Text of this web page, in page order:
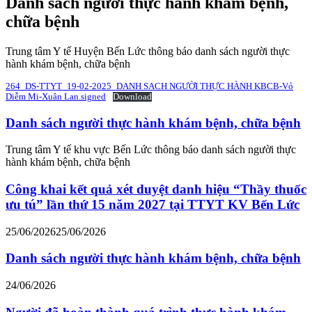
chữa bệnh
Trung tâm Y tế Huyện Bến Lức thông báo danh sách người thực
hành khám bệnh, chữa bệnh
264_DS-TTYT_19-02-2025_DANH SACH NGƯỜI THỰC HÀNH KBCB-Vỏ
Diễm Mi-Xuân Lan.signed
Download
Danh sách người thực hành khám bệnh, chữa bệnh
Trung tâm Y tế khu vực Bến Lức thông báo danh sách người thực
hành khám bệnh, chữa bệnh
Công khai kết quả xét duyệt danh hiệu “Thầy thuốc
ưu tú” lần thứ 15 năm 2027 tại TTYT KV Bến Lức
25/06/202625/06/2026
Danh sách người thực hành khám bệnh, chữa bệnh
24/06/2026